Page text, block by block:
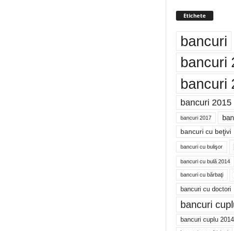
Etichete
bancuri
bancuri
bancuri
bancuri 2015
bancuri 2017
bancuri cu beţivi
bancuri cu bulişor
bancuri cu bulă 2014
bancuri cu bărbaţi
bancuri cu doctori
bancuri
bancuri cuplu 2014